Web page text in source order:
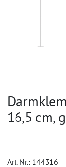
16,5 cm,
Art. Nr.: 144316